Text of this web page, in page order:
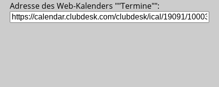
Adresse des Web-Kalenders ""Termine"":